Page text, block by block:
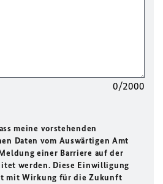
0/2000
meine vorstehenden
Daten vom Auswärtigen Amt
einer Barriere auf der
werden. Diese Einwilligung
mit Wirkung für die Zukunft